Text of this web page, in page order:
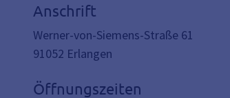
Anschrift
Werner-von-Siemens-Straße 61
91052 Erlangen
Öffnungszeiten